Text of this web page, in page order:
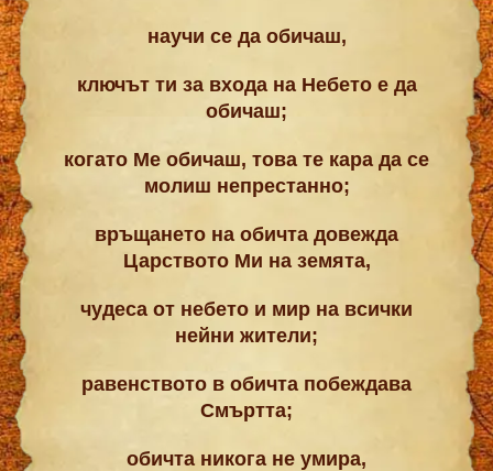
научи се да обичаш,
ключът ти за входа на Небето е да
обичаш;
когато Ме обичаш, това те кара да се
молиш непрестанно;
връщането на обичта довежда
Царството Ми на земята,
чудеса от небето и мир на всички
нейни жители;
равенството в обичта побеждава
Смъртта;
обичта никога не умира,